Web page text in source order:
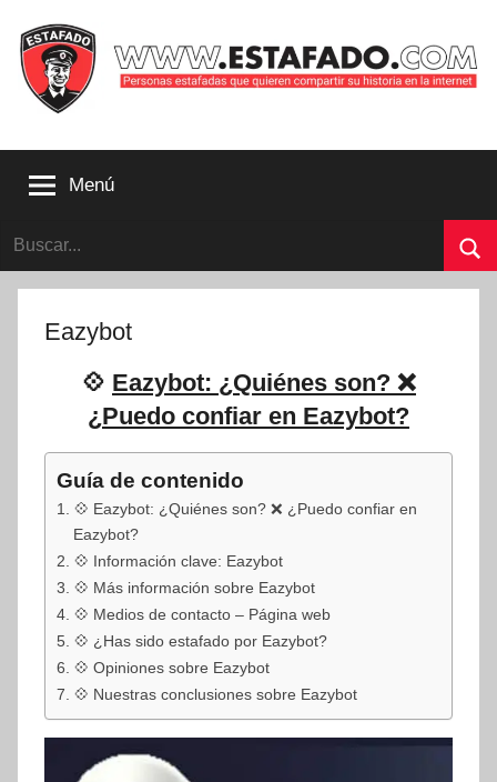
contenido
que
compartir
su
Estafado.com
Menú
Buscar:
Eazybot
💠 Eazybot: ¿Quiénes son? ❌
¿Puedo confiar en Eazybot?
Guía de contenido
💠 Eazybot: ¿Quiénes son? ❌ ¿Puedo confiar en
Eazybot?
💠 Información clave: Eazybot
💠 Más información sobre Eazybot
💠 Medios de contacto – Página web
💠 ¿Has sido estafado por Eazybot?
💠 Opiniones sobre Eazybot
💠 Nuestras conclusiones sobre Eazybot